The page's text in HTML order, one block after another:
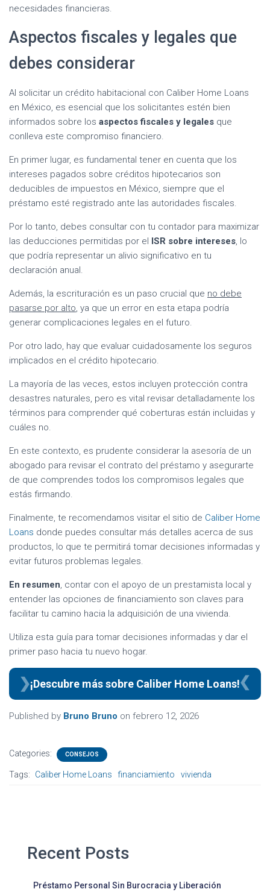
necesidades financieras.
Aspectos fiscales y legales que
debes considerar
Al solicitar un crédito habitacional con Caliber Home Loans
en México, es esencial que los solicitantes estén bien
informados sobre los aspectos fiscales y legales que
conlleva este compromiso financiero.
En primer lugar, es fundamental tener en cuenta que los
intereses pagados sobre créditos hipotecarios son
deducibles de impuestos en México, siempre que el
préstamo esté registrado ante las autoridades fiscales.
Por lo tanto, debes consultar con tu contador para maximizar
las deducciones permitidas por el ISR sobre intereses, lo
que podría representar un alivio significativo en tu
declaración anual.
Además, la escrituración es un paso crucial que no debe
pasarse por alto, ya que un error en esta etapa podría
generar complicaciones legales en el futuro.
Por otro lado, hay que evaluar cuidadosamente los seguros
implicados en el crédito hipotecario.
La mayoría de las veces, estos incluyen protección contra
desastres naturales, pero es vital revisar detalladamente los
términos para comprender qué coberturas están incluidas y
cuáles no.
En este contexto, es prudente considerar la asesoría de un
abogado para revisar el contrato del préstamo y asegurarte
de que comprendes todos los compromisos legales que
estás firmando.
Finalmente, te recomendamos visitar el sitio de Caliber Home
Loans donde puedes consultar más detalles acerca de sus
productos, lo que te permitirá tomar decisiones informadas y
evitar futuros problemas legales.
En resumen, contar con el apoyo de un prestamista local y
entender las opciones de financiamiento son claves para
facilitar tu camino hacia la adquisición de una vivienda.
Utiliza esta guía para tomar decisiones informadas y dar el
primer paso hacia tu nuevo hogar.
¡Descubre más sobre Caliber Home Loans!
Published by Bruno Bruno on febrero 12, 2026
Categories: CONSEJOS
Tags: Caliber Home Loans financiamiento vivienda
Recent Posts
Préstamo Personal Sin Burocracia y Liberación